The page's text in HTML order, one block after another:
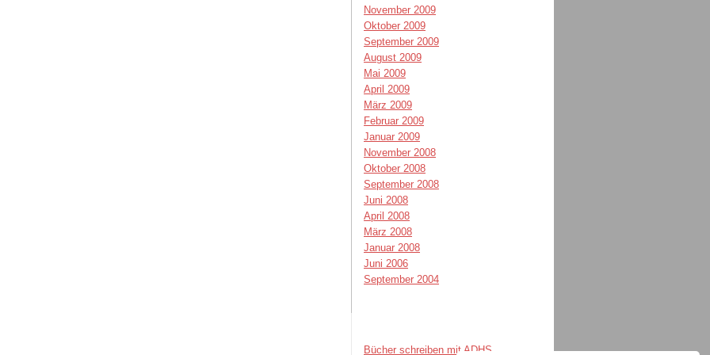
November 2009
Oktober 2009
September 2009
August 2009
Mai 2009
April 2009
März 2009
Februar 2009
Januar 2009
November 2008
Oktober 2008
September 2008
Juni 2008
April 2008
März 2008
Januar 2008
Juni 2006
September 2004
Bücher schreiben mit ADHS